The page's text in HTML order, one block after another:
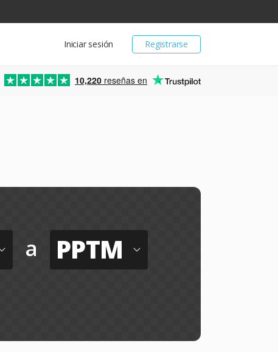
Registrarse
Iniciar sesión
10,220 reseñas en
a PPTM